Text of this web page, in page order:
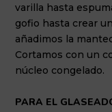
varilla hasta
gofio hasta crear
añadimos la
Cortamos con un
núcleo congelado.
PARA EL